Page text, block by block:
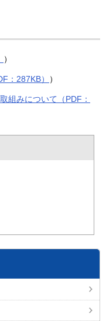
）
：287KB） ）
組みについて（PDF：